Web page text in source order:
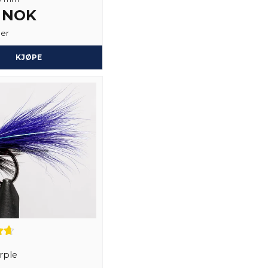
KJØPE